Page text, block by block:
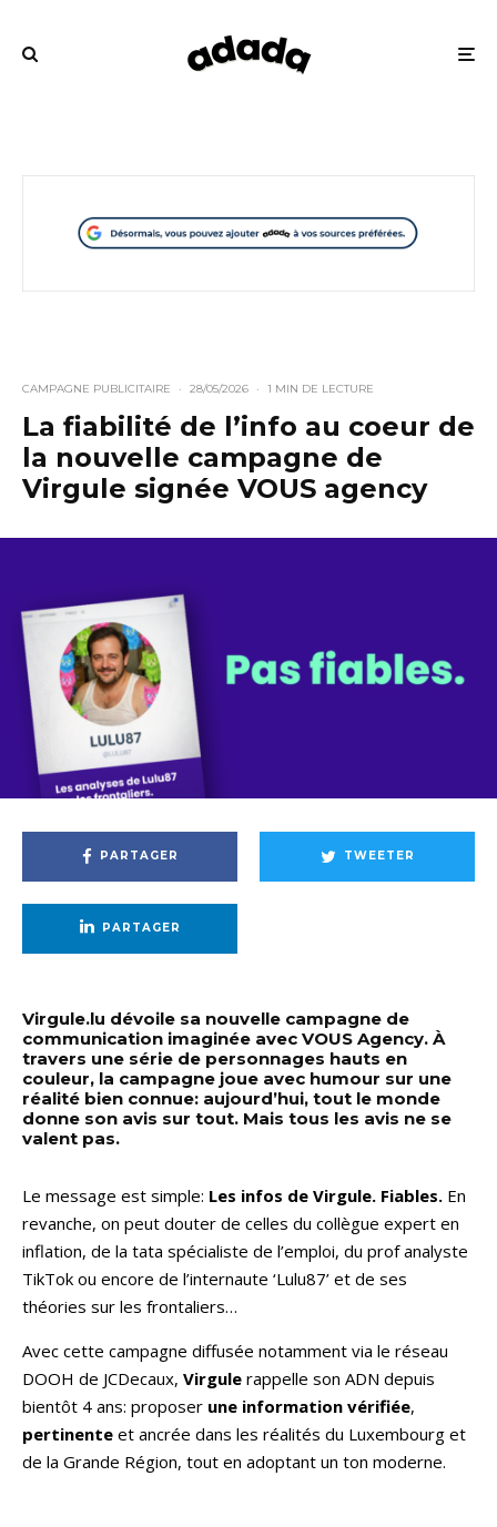
CAMPAGNE PUBLICITAIRE · 28/05/2026 · 1 MIN DE LECTURE
La fiabilité de l’info au coeur de
la nouvelle campagne de
Virgule signée VOUS agency
PARTAGER TWEETER
PARTAGER
Virgule.lu dévoile sa nouvelle campagne de
communication imaginée avec VOUS Agency. À
travers une série de personnages hauts en
couleur, la campagne joue avec humour sur une
réalité bien connue: aujourd’hui, tout le monde
donne son avis sur tout. Mais tous les avis ne se
valent pas.
Le message est simple: Les infos de Virgule. Fiables. En
revanche, on peut douter de celles du collègue expert en
inflation, de la tata spécialiste de l’emploi, du prof analyste
TikTok ou encore de l’internaute ‘Lulu87’ et de ses
théories sur les frontaliers…
Avec cette campagne diffusée notamment via le réseau
DOOH de JCDecaux, Virgule rappelle son ADN depuis
bientôt 4 ans: proposer une information vérifiée,
pertinente et ancrée dans les réalités du Luxembourg et
de la Grande Région, tout en adoptant un ton moderne.